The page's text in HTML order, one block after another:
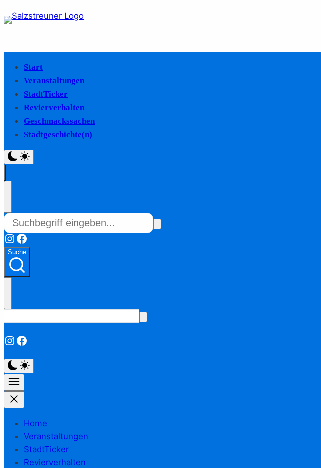
Start
Veranstaltungen
StadtTicker
Revierverhalten
Geschmackssachen
Stadtgeschichte(n)
Instagram
Facebook
Suche
Instagram
Facebook
Home
Veranstaltungen
StadtTicker
Revierverhalten